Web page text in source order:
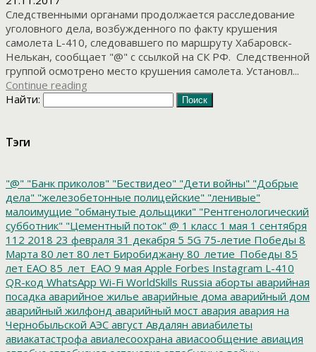
Следственными органами продолжается расследование
уголовного дела, возбужденного по факту крушения
самолета L-410, следовавшего по маршруту Хабаровск-
Нелькан, сообщает "@" с ссылкой на СК РФ. Следственной
группой осмотрено место крушения самолета. Установл...
Continue reading
Найти:
Тэги
"@" "Банк приколов" "Бествидео" "Дети войны" "Добрые
дела" "железобетонные полицейские" "ленивые"
малоимущие "обманутые дольщики" "Рентгенологический
субботник" "Цементный поток" @ 1 класс 1 мая 1 сентября
112 2018 23 февраля 31 декабря 5 5G 75-летие Победы 8
Марта 80 лет 80 лет Биробиджану 80_летие_Победы 85
лет ЕАО 85_лет_ЕАО 9 мая Apple Forbes Instagram L-410
QR-код WhatsApp Wi-Fi WorldSkills Russia аборты аварийная
посадка аварийное жилье аварийные дома аварийный дом
аварийный жилфонд аварийный мост авария авария на
Чернобыльской АЭС август Авдалян авиабилеты
авиакатастрофа авиалесоохрана авиасообщение авиация